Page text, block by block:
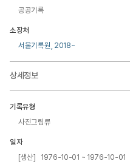
공공기록
소장처
서울기록원, 2018~
상세정보
기록유형
사진그림류
일자
[생산] 1976-10-01 ~ 1976-10-01